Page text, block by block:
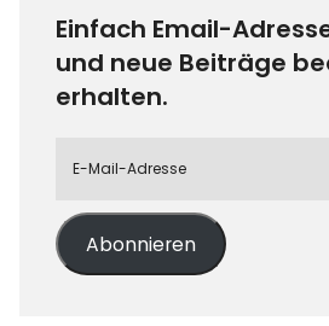
Einfach Email-
und neue Beiträge
erhalten.
Abonnieren